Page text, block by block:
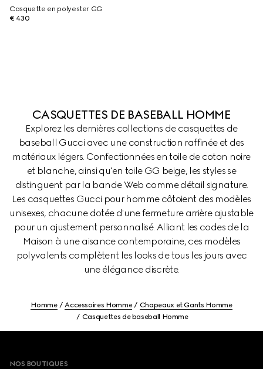
Casquette en polyester GG
€ 430
CASQUETTES DE BASEBALL HOMME
Explorez les dernières collections de casquettes de
baseball Gucci avec une construction raffinée et des
matériaux légers. Confectionnées en toile de coton noire
et blanche, ainsi qu'en toile GG beige, les styles se
distinguent par la bande Web comme détail signature.
Les casquettes Gucci pour homme côtoient des modèles
unisexes, chacune dotée d'une fermeture arrière ajustable
pour un ajustement personnalisé. Alliant les codes de la
Maison à une aisance contemporaine, ces modèles
polyvalents complètent les looks de tous les jours avec
une élégance discrète.
Homme Accessoires Homme
Chapeaux et Gants Homme
Casquettes de baseball Homme
NOS BOUTIQUES